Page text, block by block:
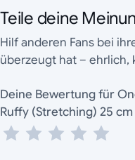
Teile deine
Hilf anderen Fans bei
überzeugt hat – ehrlich,
Deine Bewertung für
Ruffy (Stretching) 25 cm